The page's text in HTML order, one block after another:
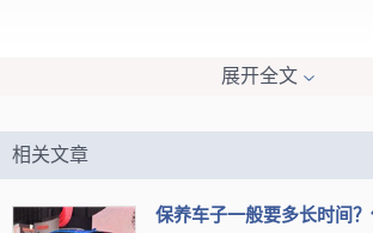
展开全文
相关文章
保养车子一般要多长时间